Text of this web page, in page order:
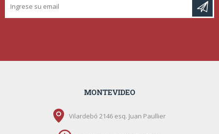
MONTEVIDEO
Vilardebó 2146 esq. Juan Paullier